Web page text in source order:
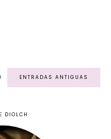
ENTRADAS ANTIGUAS
DIOLCH